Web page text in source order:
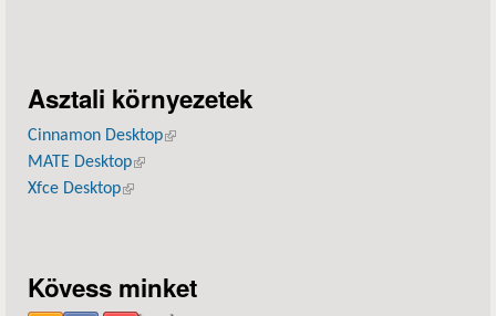
Asztali környezetek
Cinnamon Desktop(külső hivatkozás)
MATE Desktop(külső hivatkozás)
Xfce Desktop(külső hivatkozás)
Kövess minket